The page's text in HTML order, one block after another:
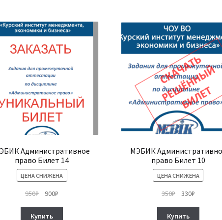
Административное
право Билет 14
ЦЕНА СНИЖЕНА
950₽
Первоначальная
составляла
900₽
Купить
МЭБИК
право Билет 10
ЦЕНА СНИЖЕНА
350₽
Первоначальная
составляла
330₽Текущая
Купить